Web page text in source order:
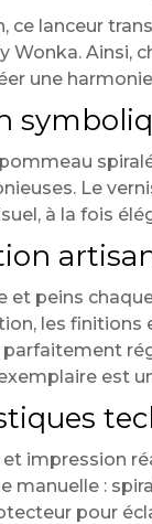
ce lanceur
Wonka. Ainsi,
une
Le
à la fois
et peins
les finitions
est
impression
manuelle :
pour